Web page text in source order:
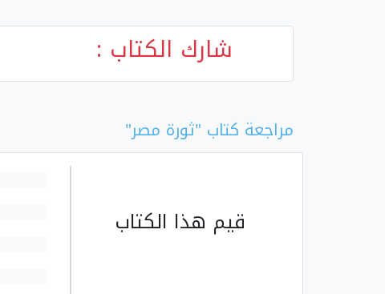
شارك الكتاب :
مراجعة كتاب "ثورة مصر"
قيم هذا الكتاب